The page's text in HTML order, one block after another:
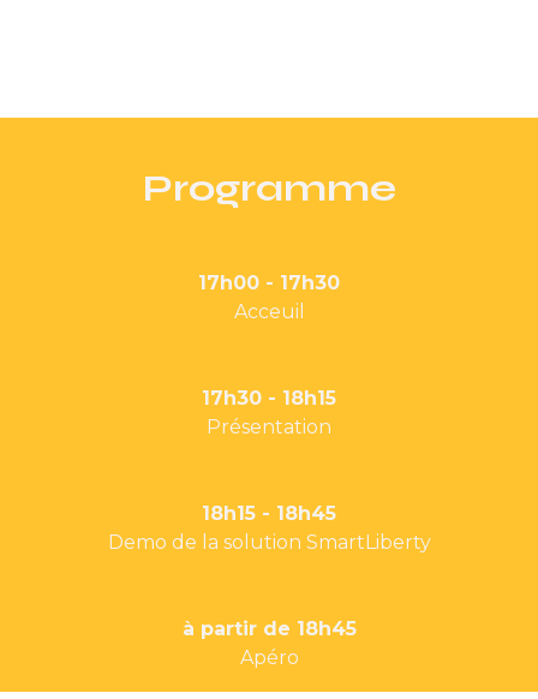
Programme
17h00 - 17h30
Acceuil
17h30 - 18h15
Présentation
18h15 - 18h45
Demo de la solution SmartLiberty
à partir de 18h45
Apéro